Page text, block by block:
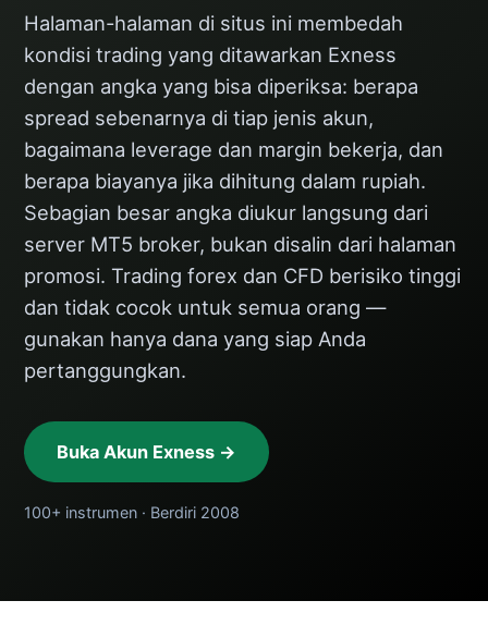
Halaman-halaman di situs ini membedah
kondisi trading yang ditawarkan Exness
dengan angka yang bisa diperiksa: berapa
spread sebenarnya di tiap jenis akun,
bagaimana leverage dan margin bekerja, dan
berapa biayanya jika dihitung dalam rupiah.
Sebagian besar angka diukur langsung dari
server MT5 broker, bukan disalin dari halaman
promosi. Trading forex dan CFD berisiko tinggi
dan tidak cocok untuk semua orang —
gunakan hanya dana yang siap Anda
pertanggungkan.
Buka Akun Exness →
100+ instrumen · Berdiri 2008